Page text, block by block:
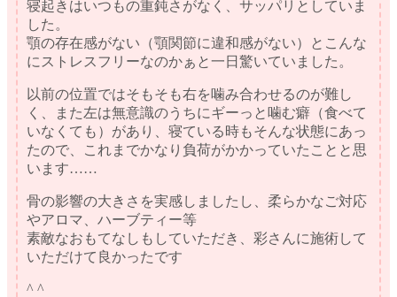
寝起きはいつもの重鈍さがなく、サッパリとしていま
した。
顎の存在感がない（顎関節に違和感がない）とこんな
にストレスフリーなのかぁと一日驚いていました。
以前の位置ではそもそも右を噛み合わせるのが難し
く、また左は無意識のうちにギーっと噛む癖（食べて
いなくても）があり、寝ている時もそんな状態にあっ
たので、これまでかなり負荷がかかっていたことと思
います……
骨の影響の大きさを実感しましたし、柔らかなご対応
やアロマ、ハーブティー等
素敵なおもてなしもしていただき、彩さんに施術して
いただけて良かったです
^ ^